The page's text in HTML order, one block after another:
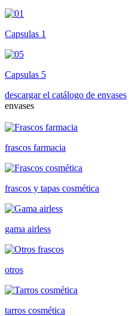
Capsulas 1
Capsulas 5
descargar el catálogo de envases
envases
frascos farmacia
frascos y tapas cosmética
gama airless
otros
tarros cosmética